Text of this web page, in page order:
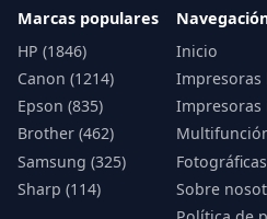
Marcas populares
HP (1846)
Canon (1214)
Epson (835)
Brother (462)
Samsung (325)
Sharp (114)
Inicio
Impresoras
Impresoras
Fotográficas
Sobre